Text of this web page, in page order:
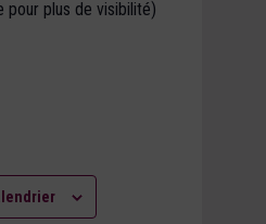
pour plus de visibilité)